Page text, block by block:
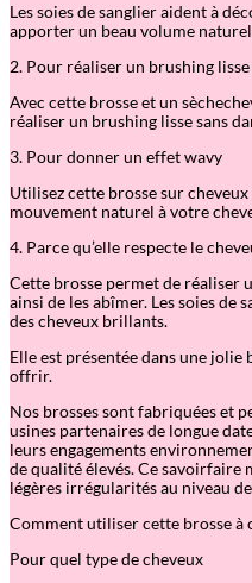
Les soies de sanglier aident à
apporter un beau volume
2. Pour réaliser un brushing lisse
Avec cette brosse et un
réaliser un brushing lisse sans
3. Pour donner un effet wavy
Utilisez cette brosse sur
mouvement naturel à votre
4. Parce qu’elle respecte le
Cette brosse permet de réaliser
ainsi de les abîmer. Les soies
des cheveux brillants.
Elle est présentée dans une
offrir.
Nos brosses sont fabriquées et
usines partenaires de longue
leurs engagements
de qualité élevés. Ce
légères irrégularités au niveau
Comment utiliser cette brosse à
Pour quel type de cheveux